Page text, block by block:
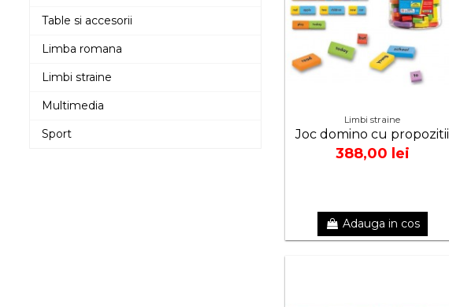
Limbi straine
Joc domino cu propozitii
388,00 lei
Adauga in cos
Table si accesorii
Limba romana
Limbi straine
Multimedia
Sport